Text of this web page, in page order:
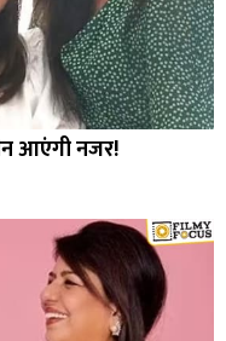
आएंगी नजर!